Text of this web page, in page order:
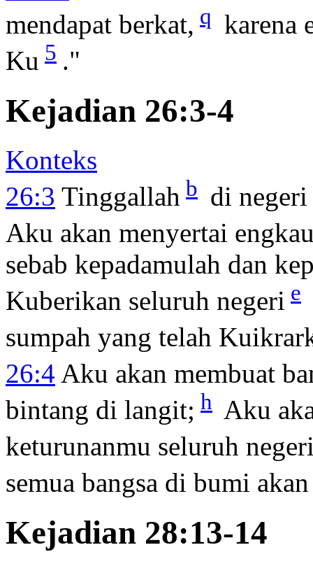
mendapat berkat, q karena
Ku 5 ."
Kejadian 26:3-4
Konteks
26:3 Tinggallah b di
Aku akan menyertai
sebab kepadamulah dan
Kuberikan seluruh negeri e
sumpah yang telah
26:4 Aku akan membuat
bintang di langit; h Aku
keturunanmu seluruh
semua bangsa di bumi
Kejadian 28:13-14